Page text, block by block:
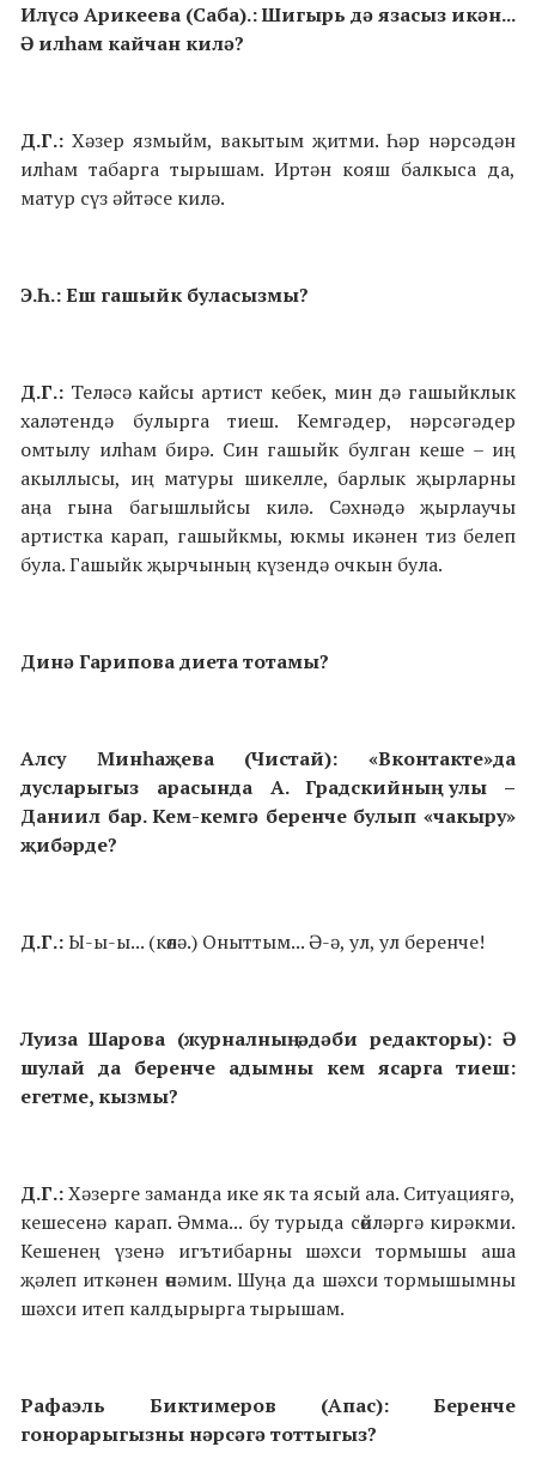
Илүсә Арикеева (Саба).: Шигырь дә язасыз икән...
Ә илһам кайчан килә?
Д.Г.: Хәзер язмыйм, вакытым җитми. Һәр нәрсәдән
илһам табарга тырышам. Иртән кояш балкыса да,
матур сүз әйтәсе килә.
Э.Һ.: Еш гашыйк буласызмы?
Д.Г.: Теләсә кайсы артист кебек, мин дә гашыйклык
халәтендә булырга тиеш. Кемгәдер, нәрсәгәдер
омтылу илһам бирә. Син гашыйк булган кеше – иң
акыллысы, иң матуры шикелле, барлык җырларны
аңа гына багышлыйсы килә. Сәхнәдә җырлаучы
артистка карап, гашыйкмы, юкмы икәнен тиз белеп
була. Гашыйк җырчының күзендә очкын була.
Динә Гарипова диета тотамы?
Алсу Минһаҗева (Чистай): «Вконтакте»да
дусларыгыз арасында А. Градскийның улы –
Даниил бар. Кем-кемгә беренче булып «чакыру»
җибәрде?
Д.Г.:Ы-ы-ы... (көлә.) Оныттым... Ә-ә, ул, ул беренче!
Луиза Шарова (журналның әдәби редакторы): Ә
шулай да беренче адымны кем ясарга тиеш:
егетме, кызмы?
Д.Г.:Хәзерге заманда ике як та ясый ала. Ситуациягә,
кешесенә карап. Әмма... бу турыда сөйләргә кирәкми.
Кешенең үзенә игътибарны шәхси тормышы аша
җәлеп иткәнен өнәмим. Шуңа да шәхси тормышымны
шәхси итеп калдырырга тырышам.
Рафаэль Биктимеров (Апас): Беренче
гонорарыгызны нәрсәгә тоттыгыз?